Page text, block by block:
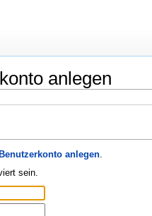
anlegen
anlegen.
sein.